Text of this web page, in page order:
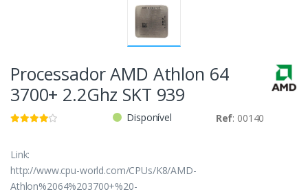
Processador AMD Athlon 64
3700+ 2.2Ghz SKT 939
Disponível Ref: 00140
Link:
http://www.cpu-world.com/CPUs/K8/AMD-
Athlon%2064%203700+%20-